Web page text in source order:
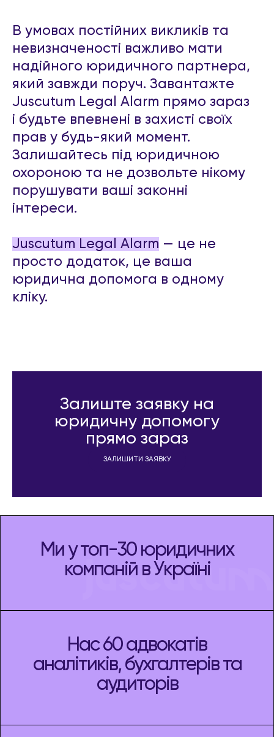
В умовах постійних викликів та
невизначеності важливо мати
надійного юридичного партнера,
який завжди поруч. Завантажте
Juscutum Legal Alarm прямо зараз
і будьте впевнені в захисті своїх
прав у будь-який момент.
Залишайтесь під юридичною
охороною та не дозвольте нікому
порушувати ваші законні
інтереси.
Juscutum Legal Alarm — це не
просто додаток, це ваша
юридична допомога в одному
кліку.
Залиште заявку на
юридичну допомогу
прямо зараз
ЗАЛИШИТИ ЗАЯВКУ
Ми у топ-30 юридичних
компаній в Україні
Нас 60 адвокатів
аналітиків, бухгалтерів та
аудиторів